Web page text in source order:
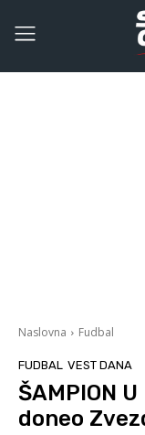
Naslovna Fudbal
FUDBAL VEST DANA
ŠAMPION
doneo